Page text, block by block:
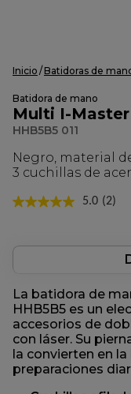
Inicio Batidoras de
Batidora de mano
Multi I-Master
HHB5B5 011
Negro, material
3 cuchillas de
5.0 Lea
(2)
La batidora de
HHB5B5 es un
accesorios de
con láser. Su
la convierten en
preparaciones